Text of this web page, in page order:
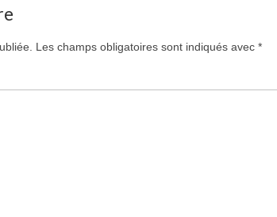
Les champs obligatoires sont indiqués avec *